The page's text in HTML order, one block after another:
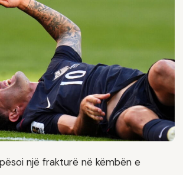
një frakturë në këmbën e